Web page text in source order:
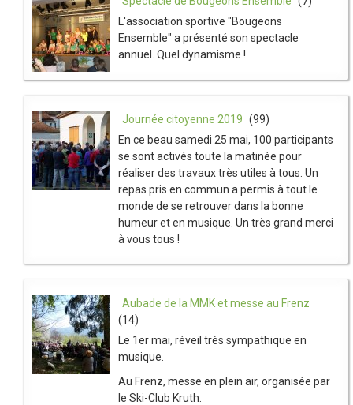
L'association sportive "Bougeons
Ensemble" a présenté son spectacle
annuel. Quel dynamisme !
Journée citoyenne 2019 (99)
En ce beau samedi 25 mai, 100 participants
se sont activés toute la matinée pour
réaliser des travaux très utiles à tous. Un
repas pris en commun a permis à tout le
monde de se retrouver dans la bonne
humeur et en musique. Un très grand merci
à vous tous !
Aubade de la MMK et messe au Frenz
(14)
Le 1er mai, réveil très sympathique en
musique.
Au Frenz, messe en plein air, organisée par
le Ski-Club Kruth.